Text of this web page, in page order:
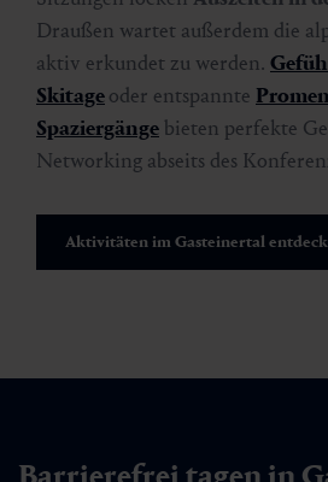
Draußen wartet außerdem die
aktiv erkundet zu werden.
Skitageoder entspannte
Spaziergänge bieten perfekte
Networking abseits des
Aktivitäten im Gasteinertal